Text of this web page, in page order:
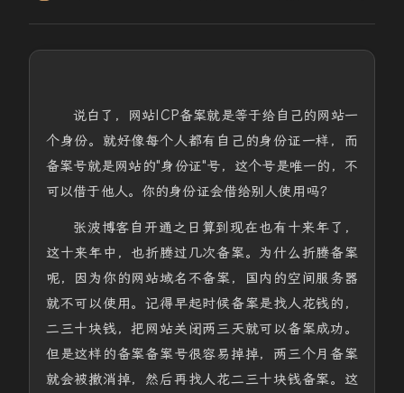
说白了，网站ICP备案就是等于给自己的网站一
个身份。就好像每个人都有自己的身份证一样，而
备案号就是网站的"身份证"号，这个号是唯一的，不
可以借于他人。你的身份证会借给别人使用吗？
张波博客自开通之日算到现在也有十来年了，
这十来年中，也折腾过几次备案。为什么折腾备案
呢，因为你的网站域名不备案，国内的空间服务器
就不可以使用。记得早起时候备案是找人花钱的，
二三十块钱，把网站关闭两三天就可以备案成功。
但是这样的备案备案号很容易掉掉，两三个月备案
就会被撤消掉，然后再找人花二三十块钱备案。这